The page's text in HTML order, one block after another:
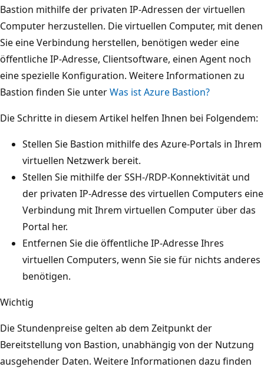
Bastion mithilfe der privaten IP-Adressen der virtuellen
Computer herzustellen. Die virtuellen Computer, mit denen
Sie eine Verbindung herstellen, benötigen weder eine
öffentliche IP-Adresse, Clientsoftware, einen Agent noch
eine spezielle Konfiguration. Weitere Informationen zu
Bastion finden Sie unterWas ist Azure Bastion?
Die Schritte in diesem Artikel helfen Ihnen bei Folgendem:
Stellen Sie Bastion mithilfe des Azure-Portals in Ihrem
virtuellen Netzwerk bereit.
Stellen Sie mithilfe der SSH-/RDP-Konnektivität und
der privaten IP-Adresse des virtuellen Computers eine
Verbindung mit Ihrem virtuellen Computer über das
Portal her.
Entfernen Sie die öffentliche IP-Adresse Ihres
virtuellen Computers, wenn Sie sie für nichts anderes
benötigen.
Wichtig
Die Stundenpreise gelten ab dem Zeitpunkt der
Bereitstellung von Bastion, unabhängig von der Nutzung
ausgehender Daten. Weitere Informationen dazu finden